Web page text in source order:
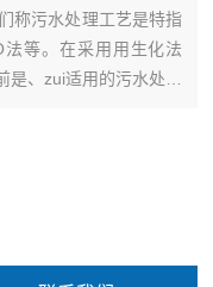
称污水处理工艺是特指
等。在采用用生化法
是、zui适用的污水处理